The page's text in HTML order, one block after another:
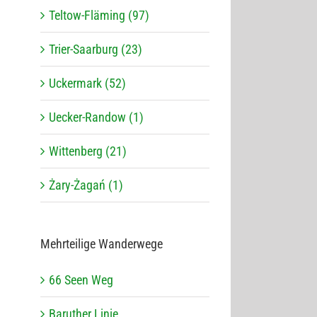
Teltow-Fläming (97)
Trier-Saarburg (23)
Uckermark (52)
Uecker-Randow (1)
Wittenberg (21)
Żary-Żagań (1)
Mehr­tei­lige Wanderwege
66 Seen Weg
Baru­ther Linie